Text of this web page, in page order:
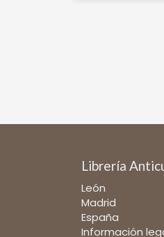
Librería
León
Madrid
España
Información